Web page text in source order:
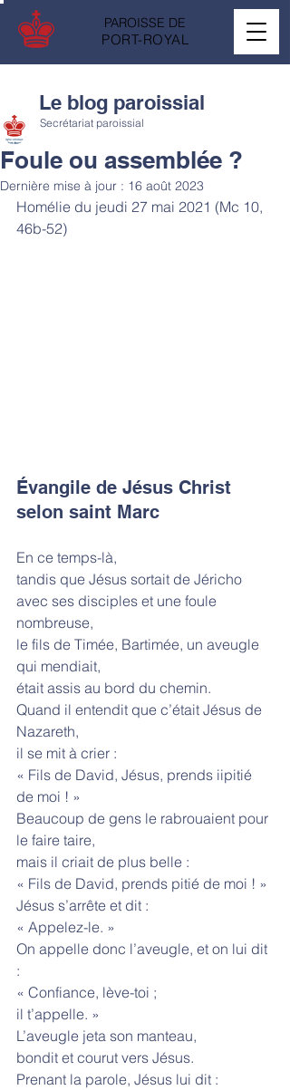
PAROISSE DE
PORT-ROYAL
Foule ou assemblée ?
Secrétariat paroissial
Dernière mise à jour : 16 août 2023
Homélie du jeudi 27 mai 2021 (Mc 10,
46b-52)
Évangile de Jésus Christ
selon saint Marc
En ce temps-là,
tandis que Jésus sortait de Jéricho
avec ses disciples et une foule
nombreuse,
le fils de Timée, Bartimée, un aveugle
qui mendiait,
était assis au bord du chemin.
Quand il entendit que c’était Jésus de
Nazareth,
il se mit à crier :
« Fils de David, Jésus, prends iipitié
de moi ! »
Beaucoup de gens le rabrouaient pour
le faire taire,
mais il criait de plus belle :
« Fils de David, prends pitié de moi ! »
Jésus s’arrête et dit :
« Appelez-le. »
On appelle donc l’aveugle, et on lui dit
:
« Confiance, lève-toi ;
il t’appelle. »
L’aveugle jeta son manteau,
bondit et courut vers Jésus.
Prenant la parole, Jésus lui dit :
Le blog paroissial